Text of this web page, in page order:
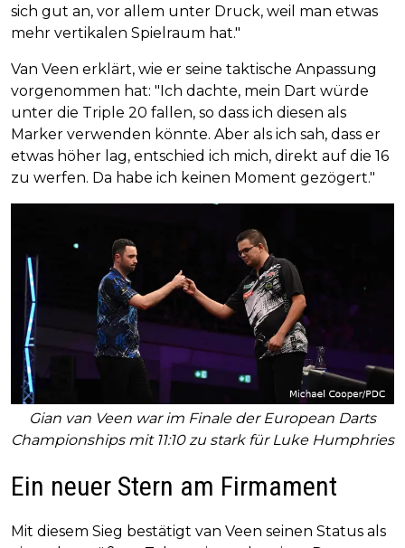
sich gut an, vor allem unter Druck, weil man etwas
mehr vertikalen Spielraum hat."
Van Veen erklärt, wie er seine taktische Anpassung
vorgenommen hat: "Ich dachte, mein Dart würde
unter die Triple 20 fallen, so dass ich diesen als
Marker verwenden könnte. Aber als ich sah, dass er
etwas höher lag, entschied ich mich, direkt auf die 16
zu werfen. Da habe ich keinen Moment gezögert."
Gian van Veen war im Finale der European Darts
Championships mit 11:10 zu stark für Luke Humphries
Ein neuer Stern am Firmament
Mit diesem Sieg bestätigt van Veen seinen Status als